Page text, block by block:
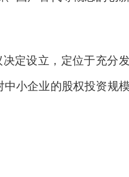
定设立，定位于充分
小企业的股权投资规模